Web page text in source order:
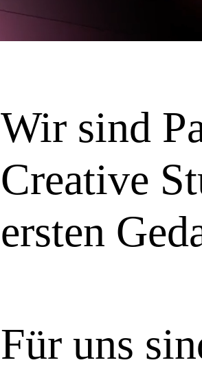
Wir sind
Creative
ersten
Für uns